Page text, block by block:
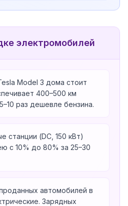
электромобилей
Model 3 дома стоит
400–500 км
раз дешевле бензина.
станции (DC, 150 кВт)
с 10% до 80% за 25–30
автомобилей в
Зарядных